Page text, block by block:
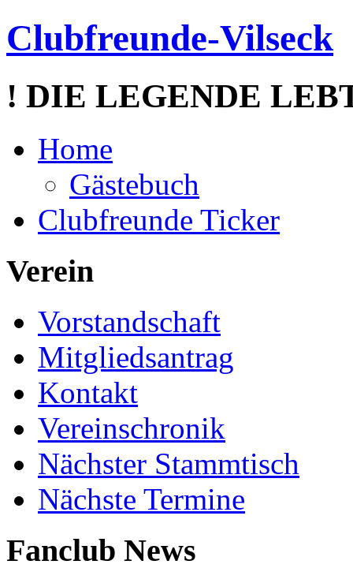
Clubfreunde-Vilseck
! DIE LEGENDE
Home
Gästebuch
Clubfreunde Ticker
Verein
Vorstandschaft
Mitgliedsantrag
Kontakt
Vereinschronik
Nächster Stammtisch
Nächste Termine
Fanclub News